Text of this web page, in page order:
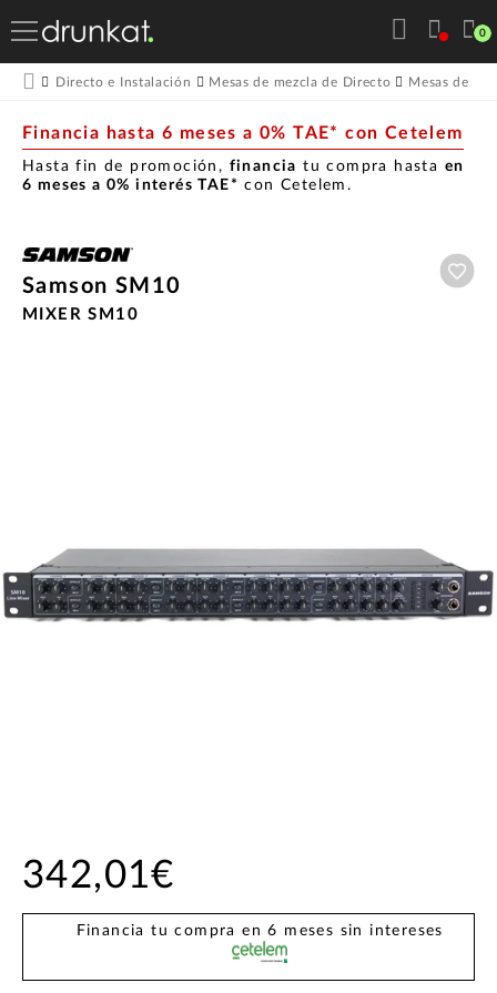
0
Directo e Instalación Mesas de mezcla de Directo Mesas de
Financia hasta 6 meses a 0% TAE* con Cetelem
Hasta fin de promoción, financia tu compra hasta en
6 meses a 0% interés TAE* con Cetelem.
Samson SM10
MIXER SM10
342,01€
Financia tu compra en 6 meses sin intereses